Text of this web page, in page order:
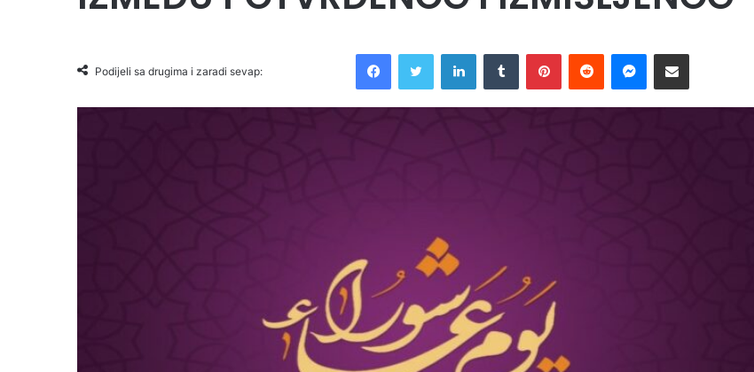
Podijeli sa drugima i zaradi sevap: